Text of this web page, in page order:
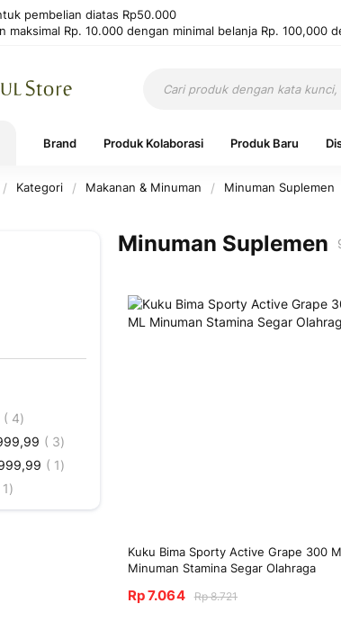
pembelian diatas Rp50.000
maksimal Rp. 10.000 dengan minimal belanja Rp. 100,000
Brand Produk Kolaborasi Produk Baru
Kategori Makanan & Minuman Minuman Suplemen
Minuman Suplemen
Kuku Bima Sporty Active Grape 300
Minuman Stamina Segar Olahraga
Rp 7.064 Rp 8.721
4Produk
3Produk
1Produk
1Produk